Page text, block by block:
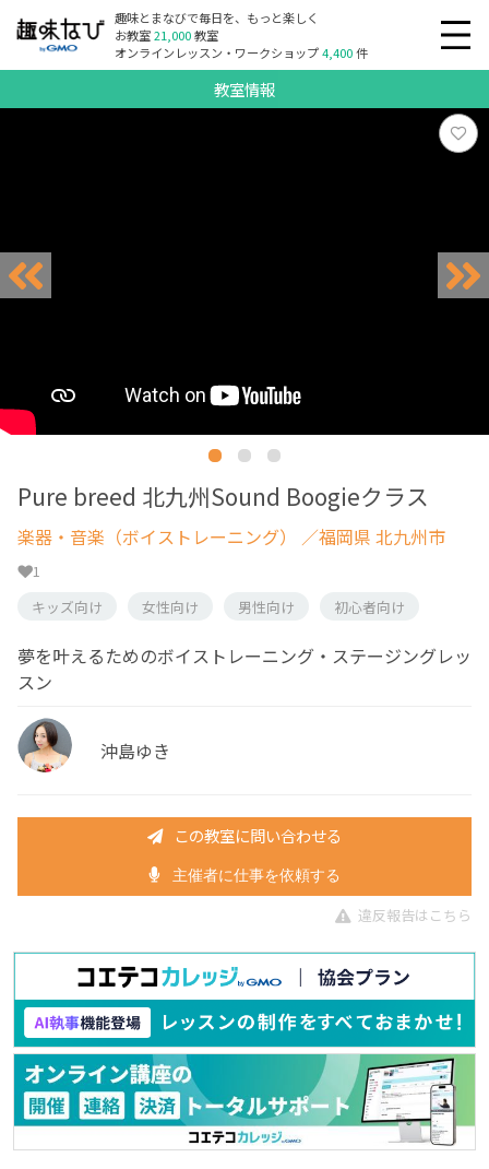
趣味とまなびで毎日を、もっと楽しく
お教室21,000教室
オンラインレッスン・ワークショップ4,400件
教室情報
Pure breed 北九州Sound Boogieクラス
楽器・音楽（ボイストレーニング） ／福岡県 北九州市
1
キッズ向け
女性向け 男性向け 初心者向け
夢を叶えるためのボイストレーニング・ステージングレッ
スン
沖島ゆき
この教室に問い合わせる
主催者に仕事を依頼する
違反報告はこちら